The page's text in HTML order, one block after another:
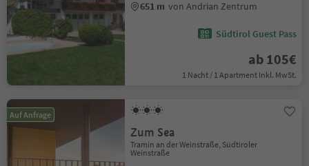
651 m von Andrian Zentrum
Südtirol Guest Pass
ab 105€
1 Nacht / 1 Apartment Inkl. MwSt.
Auf Anfrage
Zum Sea
Tramin an der Weinstraße, Südtiroler
Weinstraße